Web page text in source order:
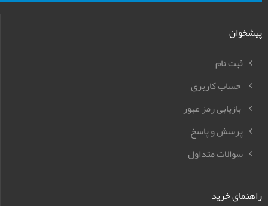
پیشخوان
ثبت نام
حساب کاربری
بازیابی رمز عبور
پرسش و پاسخ
سوالات متداول
راهنمای خرید